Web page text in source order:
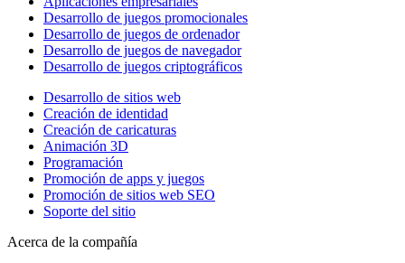
Desarrollo de juegos promocionales
Desarrollo de juegos de ordenador
Desarrollo de juegos de navegador
Desarrollo de juegos criptográficos
Desarrollo de sitios web
Creación de identidad
Creación de caricaturas
Animación 3D
Programación
Promoción de apps y juegos
Promoción de sitios web SEO
Soporte del sitio
Acerca de la compañía